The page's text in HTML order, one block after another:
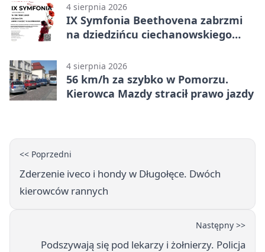
4 sierpnia 2026
IX Symfonia Beethovena zabrzmi
na dziedzińcu ciechanowskiego
4 sierpnia 2026
56 km/h za szybko w Pomorzu.
Kierowca Mazdy stracił prawo jazdy
<< Poprzedni
Zderzenie iveco i hondy w Długołęce. Dwóch
kierowców rannych
Następny >>
Podszywają się pod lekarzy i żołnierzy. Policja